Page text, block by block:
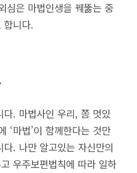
심은 마법인생을 꿰뚫는 중
합니다.
다. 마법사인 우리, 쫌 멋있
‘마법’이 함께한다는 것만
. 나만 알고있는 자신만의
우주보편법칙에 따라 일하